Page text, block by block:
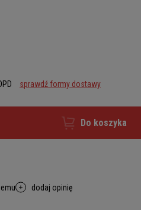
sprawdź formy dostawy
Do koszyka
dodaj opinię